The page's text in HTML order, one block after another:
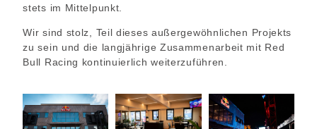
stets im Mittelpunkt.
Wir sind stolz, Teil dieses außergewöhnlichen Projekts
zu sein und die langjährige Zusammenarbeit mit Red
Bull Racing kontinuierlich weiterzuführen.